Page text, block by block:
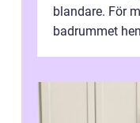
blandare. För
badrummet